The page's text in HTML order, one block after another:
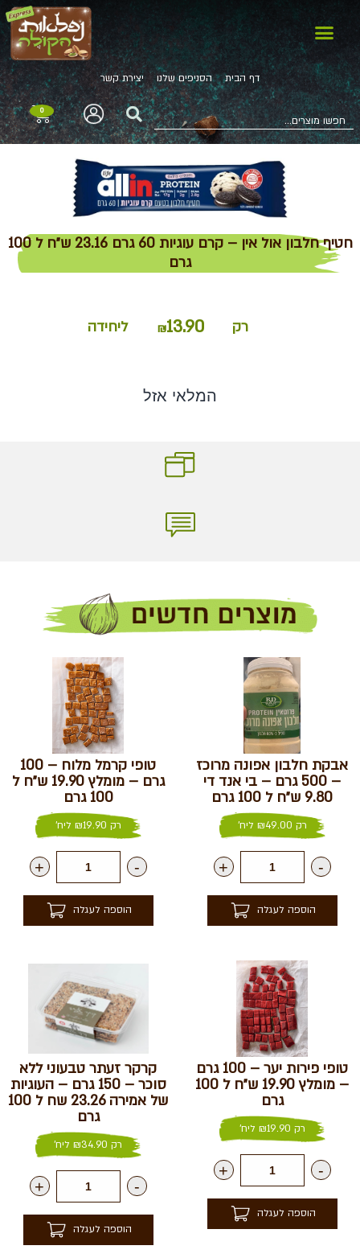
דף הבית הסניפים שלנו יצירת קשר
0
חטיף חלבון אול אין – קרם עוגיות 60 גרם 23.16 ש״ח ל 100
גרם
רק ₪13.90 ליחידה
המלאי אזל
אבקת חלבון אפונה מרוכז
– 500 גרם – בי אנד די
9.80 ש״ח ל 100 גרם
רק ₪49.00 ליח'
-
+
הוספה לעגלה
טופי קרמל מלוח – 100
גרם – מומלץ 19.90 ש״ח ל
100 גרם
רק ₪19.90 ליח'
-
+
הוספה לעגלה
טופי פירות יער – 100 גרם
– מומלץ 19.90 ש״ח ל 100
גרם
רק ₪19.90 ליח'
-
+
הוספה לעגלה
קרקר זעתר טבעוני ללא
סוכר – 150 גרם – העוגיות
של אמירה 23.26 שח ל 100
גרם
רק ₪34.90 ליח'
-
+
הוספה לעגלה